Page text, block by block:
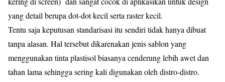
yang detail berupa dot-dot kecil serta raster kecil.
Tentu saja keputusan standarisasi itu sendiri tidak hanya dibuat
tanpa alasan. Hal tersebut dikarenakan jenis sablon yang
menggunakan tinta plastisol biasanya cenderung lebih awet dan
tahan lama sehingga sering kali digunakan oleh distro-distro.